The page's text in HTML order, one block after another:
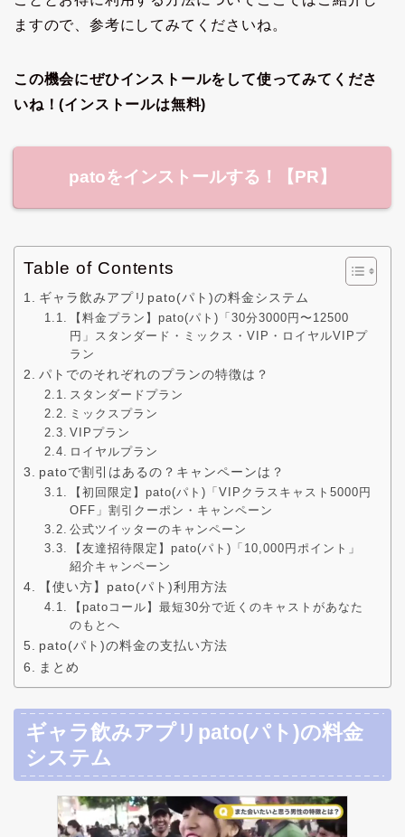
ますので、参考にしてみてくださいね。
この機会にぜひインストールをして使ってみてくださ
いね！(インストールは無料)
patoをインストールする！【PR】
Table of Contents
ギャラ飲みアプリpato(パト)の料金システム
【料金プラン】pato(パト)「30分3000円〜12500
円」スタンダード・ミックス・VIP・ロイヤルVIPプ
ラン
パトでのそれぞれのプランの特徴は？
スタンダードプラン
ミックスプラン
VIPプラン
ロイヤルプラン
patoで割引はあるの？キャンペーンは？
【初回限定】pato(パト)「VIPクラスキャスト5000円
OFF」割引クーポン・キャンペーン
公式ツイッターのキャンペーン
【友達招待限定】pato(パト)「10,000円ポイント」
紹介キャンペーン
【使い方】pato(パト)利用方法
【patoコール】最短30分で近くのキャストがあなた
のもとへ
pato(パト)の料金の支払い方法
まとめ
ギャラ飲みアプリpato(パト)の料金
システム